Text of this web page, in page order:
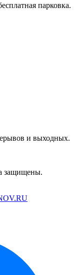
парковка.
и выходных.
защищены.